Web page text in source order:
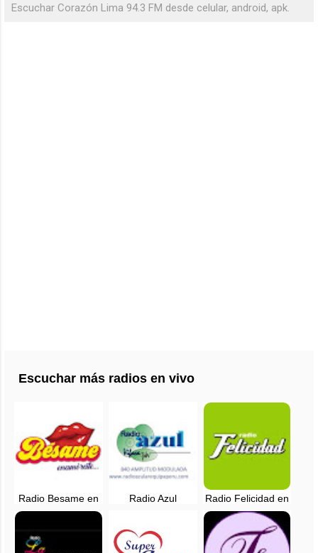
Escuchar Corazón Lima 94.3 FM desde celular, android, apk.
Escuchar más radios en vivo
Radio Besame en
vivo - Lima, Perú
Radio Azul
Radio Felicidad en
vivo - 88.9 FM -
Lima, Perú